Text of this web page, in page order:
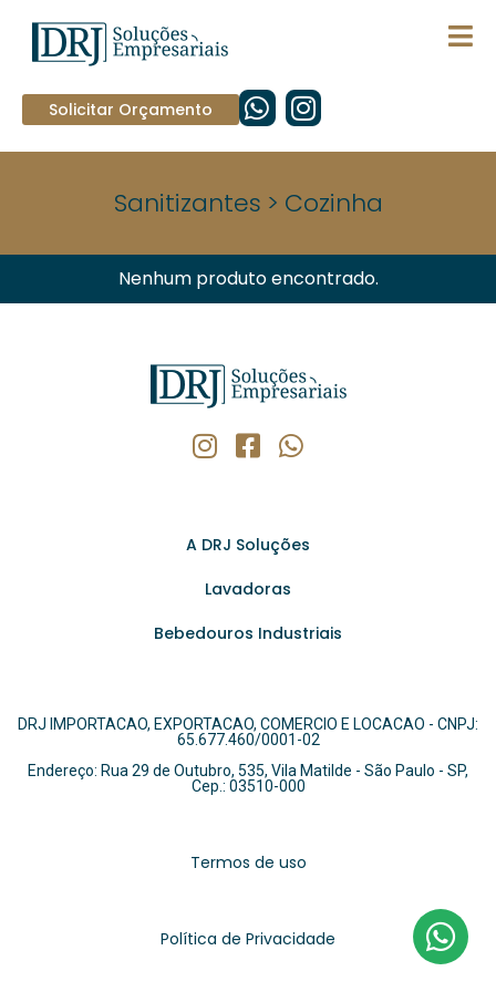
Solicitar Orçamento
Sanitizantes > Cozinha
Nenhum produto encontrado.
A DRJ Soluções
Lavadoras
Bebedouros Industriais
DRJ IMPORTACAO, EXPORTACAO, COMERCIO E LOCACAO - CNPJ:
65.677.460/0001-02
Endereço: Rua 29 de Outubro, 535, Vila Matilde - São Paulo - SP,
Cep.: 03510-000
Termos de uso
Política de Privacidade